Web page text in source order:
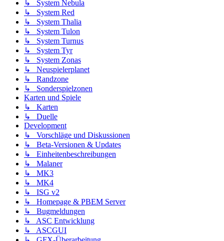
↳ System Nebula
↳ System Red
↳ System Thalia
↳ System Tulon
↳ System Turnus
↳ System Tyr
↳ System Zonas
↳ Neuspielerplanet
↳ Randzone
↳ Sonderspielzonen
Karten und Spiele
↳ Karten
↳ Duelle
Development
↳ Vorschläge und Diskussionen
↳ Beta-Versionen & Updates
↳ Einheitenbeschreibungen
↳ Malaner
↳ MK3
↳ MK4
↳ ISG v2
↳ Homepage & PBEM Server
↳ Bugmeldungen
↳ ASC Entwicklung
↳ ASCGUI